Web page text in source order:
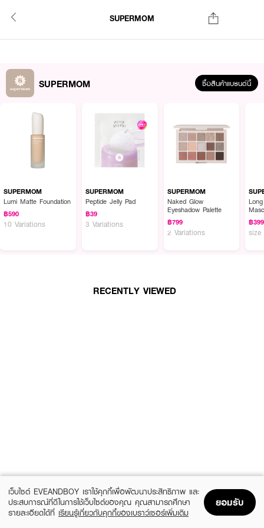
SUPERMOM
SUPERMOM ซื้อสินค้าแบรนด์นี้
SUPERMOM
Lumi Matte Foundation
฿590
10 Variations
SUPERMOM
Peptide Jelly Pad
฿39
3 Variations
SUPERMOM
Naked Glow
Eyeshadow Palette
฿799
2 Variations
฿399
size
RECENTLY VIEWED
เว็บไซต์ EVEANDBOY เราใช้คุกกี้เพื่อพัฒนาประสิทธิภาพ และ
ประสบการณ์ที่ดีในการใช้เว็บไซต์ของคุณ คุณสามารถศึกษา
รายละเอียดได้ที่ เรียนรู้เกี่ยวกับคุกกี้ของเบราว์เซอร์เพิ่มเติม
ยอมรับ